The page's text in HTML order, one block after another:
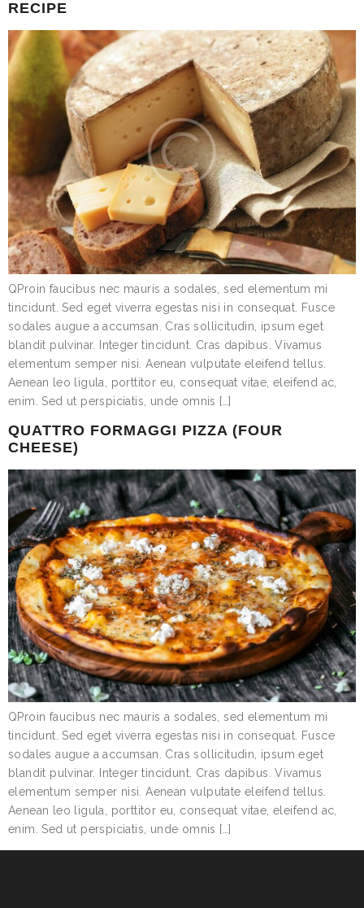
RECIPE
QProin faucibus nec mauris a sodales, sed elementum mi
tincidunt. Sed eget viverra egestas nisi in consequat. Fusce
sodales augue a accumsan. Cras sollicitudin, ipsum eget
blandit pulvinar. Integer tincidunt. Cras dapibus. Vivamus
elementum semper nisi. Aenean vulputate eleifend tellus.
Aenean leo ligula, porttitor eu, consequat vitae, eleifend ac,
enim. Sed ut perspiciatis, unde omnis […]
QUATTRO FORMAGGI PIZZA (FOUR
CHEESE)
QProin faucibus nec mauris a sodales, sed elementum mi
tincidunt. Sed eget viverra egestas nisi in consequat. Fusce
sodales augue a accumsan. Cras sollicitudin, ipsum eget
blandit pulvinar. Integer tincidunt. Cras dapibus. Vivamus
elementum semper nisi. Aenean vulputate eleifend tellus.
Aenean leo ligula, porttitor eu, consequat vitae, eleifend ac,
enim. Sed ut perspiciatis, unde omnis […]